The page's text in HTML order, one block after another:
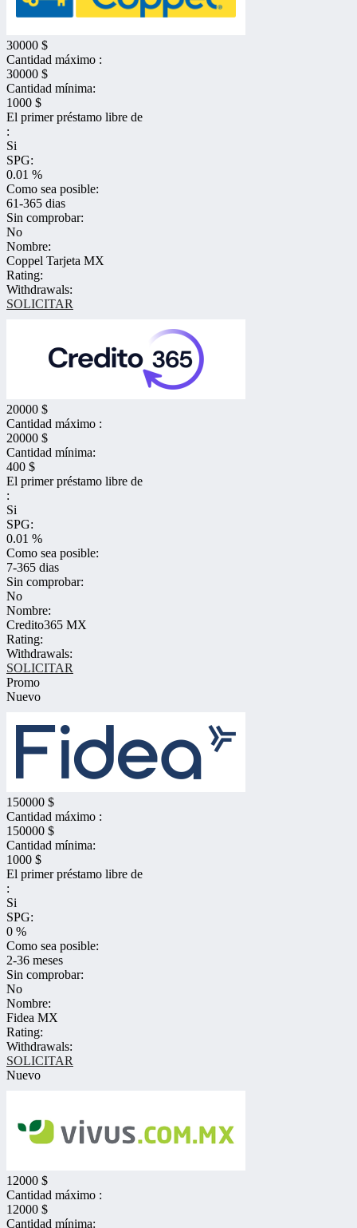
30000 $
Cantidad máximo :
30000 $
Cantidad mínima:
1000 $
El primer préstamo libre de
:
Si
SPG:
0.01 %
Como sea posible:
61-365 dias
Sin comprobar:
No
Nombre:
Coppel Tarjeta MX
Rating:
Withdrawals:
SOLICITAR
20000 $
Cantidad máximo :
20000 $
Cantidad mínima:
400 $
El primer préstamo libre de
:
Si
SPG:
0.01 %
Como sea posible:
7-365 dias
Sin comprobar:
No
Nombre:
Credito365 MX
Rating:
Withdrawals:
SOLICITAR
Promo
Nuevo
150000 $
Cantidad máximo :
150000 $
Cantidad mínima:
1000 $
El primer préstamo libre de
:
Si
SPG:
0 %
Como sea posible:
2-36 meses
Sin comprobar:
No
Nombre:
Fidea MX
Rating:
Withdrawals:
SOLICITAR
Nuevo
12000 $
Cantidad máximo :
12000 $
Cantidad mínima: